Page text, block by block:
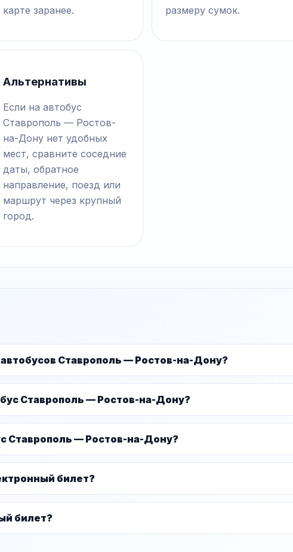
карте заранее.
размеру сумок.
Альтернативы
Если на автобус
Ставрополь — Ростов-
на-Дону нет удобных
мест, сравните соседние
даты, обратное
направление, поезд или
маршрут через крупный
город.
Ставрополь — Ростов-на-Дону?
Ставрополь — Ростов-на-Дону?
Ставрополь — Ростов-на-Дону?
билет?
билет?